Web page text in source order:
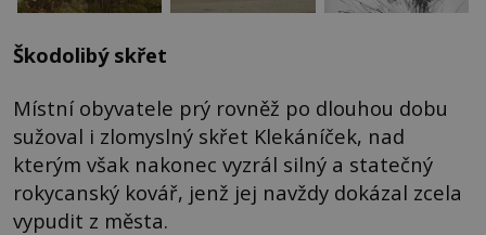
Škodolibý skřet
Místní obyvatele prý rovněž po dlouhou dobu
sužoval i zlomyslný skřet Klekáníček, nad
kterým však nakonec vyzrál silný a statečný
rokycanský kovář, jenž jej navždy dokázal zcela
vypudit z města.